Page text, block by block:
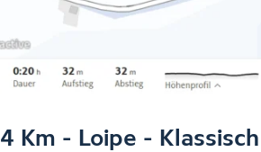
4 Km - Loipe - Klassisch